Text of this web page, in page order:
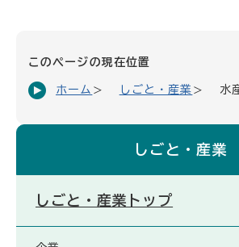
このページの現在位置
ホーム しごと・産業 水
しごと・産業
しごと・産業トップ